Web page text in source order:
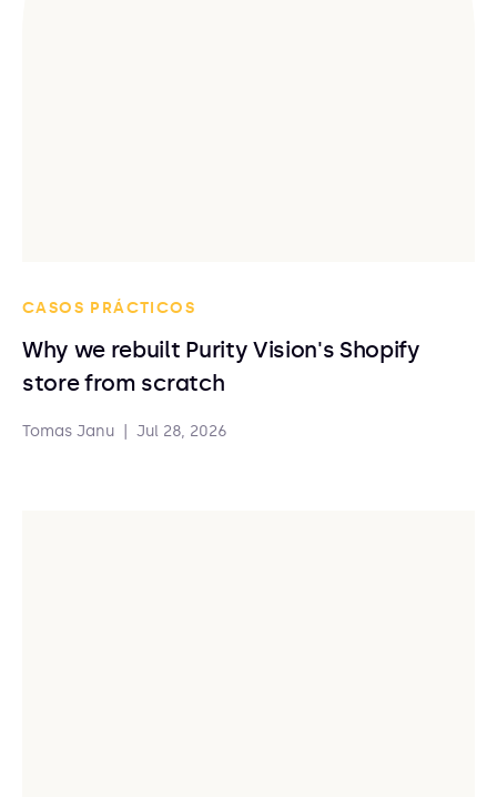
CASOS PRÁCTICOS
Why we rebuilt Purity Vision's Shopify
store from scratch
Tomas Janu Jul 28, 2026